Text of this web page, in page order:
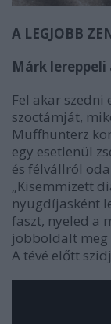
A LEGJOBB
Márk
Fel akar szedni
szoctámját,
Muffhunterz
egy esetlenül
és félvállról
„Kisemmizett
nyugdíjasként
faszt, nyeled a
jobboldalt meg
A tévé előtt